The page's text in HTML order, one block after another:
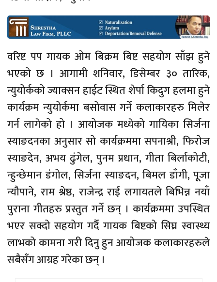
वरिष्ट पप गायक ओम बिक्रम बिष्ट सहयोग साँझ हुने
भएको छ । आगामी शनिवार, डिसेम्बर ३० तारिक,
न्युयोर्कको ज्याक्सन हाईट स्थित शेर्पा किदुग हलमा हुने
कार्यक्रम न्युयोर्कमा बसोवास गर्ने कलाकारहरु मिलेर
गर्न लागेको हो । आयोजक मध्येको गायिका सिर्जना
स्याङदनका अनुसार सो कार्यक्रममा सपनाश्री, फिरोज
स्याङदेन, अभय ढुंगेल, पुनम प्रधान, गीता बिर्लाकोटी,
न्हुन्छेमान डंगोल, सिर्जना स्याङदन, बिमल डाँगी, पूूजा
न्यौपाने, राम श्रेष्ठ, राजेन्द्र राई लगायतले बिभिन्न नयाँ
पुराना गीतहरु प्रस्तुत गर्ने छन् । कार्यक्रममा उपस्थित
भएर सक्दो सहयोग गर्दै गायक बिष्टको सिघ्र स्वास्थ्य
लाभको कामना गरी दिनु हुन आयोजक कलाकारहरुले
सबैसँग आग्रह गरेका छन् ।